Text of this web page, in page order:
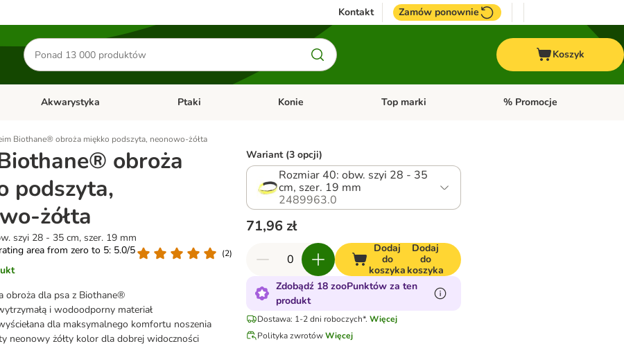
Kontakt Zamów ponownie
Szukaj
produktów
Koszyk
Otwórz menu kategorii: Małe zwierzęta
Akwarystyka Otwórz menu kategorii: Akwarystyka
Ptaki Otwórz menu kategorii: Ptaki
Konie Otwórz menu kategorii: Konie
Top marki Otwórz menu kategorii: Top
% Promocje
Biothane® obroża miękko podszyta, neonowo-żółta
obroża
podszyta,
żółta
szyi 28 - 35 cm, szer. 19 mm
area from zero to 5: 5.0/5
(2)
obroża dla psa z Biothane®
i wodoodporny materiał
dla maksymalnego komfortu noszenia
neonowy żółty kolor dla dobrej widoczności
Wariant (3 opcji)
Rozmiar 40: obw. szyi 28 - 35
cm, szer. 19 mm
2489963.0
71,96 zł
Dodaj
do
koszyka
Dodaj
do
koszyka
Zdobądź 18 zooPunktów za ten
produkt
Dostawa: 1-2 dni roboczych*. Więcej
Polityka zwrotówWięcej